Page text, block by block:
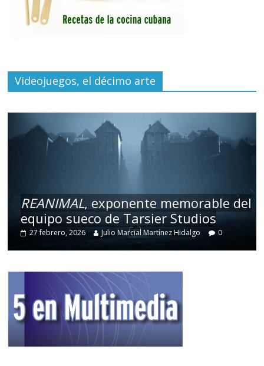
Videojuegos, el décimo arte
REANIMAL, exponente memorable del
equipo sueco de Tarsier Studios
27 febrero, 2026 Julio Marcial Martínez Hidalgo 0